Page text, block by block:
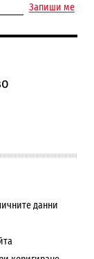
Запиши ме
данни